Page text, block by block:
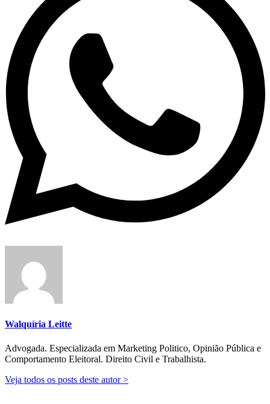
Walquíria Leitte
Advogada. Especializada em Marketing Politico, Opinião Pública e
Comportamento Eleitoral. Direito Civil e Trabalhista.
Veja todos os posts deste autor >